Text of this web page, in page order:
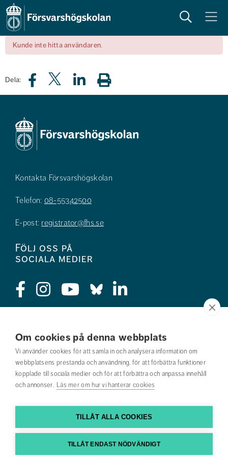
Om cookies på denna webbplats
Vi använder cookies för att samla in och analysera information om
webbplatsens prestanda och användning, för att förbättra funktioner
kopplade till sociala medier och för att förbättra och anpassa innehåll
och annonser. Läs mer om hur vi hanterar cookies
TILLÅT ALLA COOKIES
TILLÅT ENDAST NÖDVÄNDIGT
Sök Meny
Kunde inte hitta användaren.
Dela:
Kontakta Försvarshögskolan
Telefon: 08-55342500
E-post: registrator@fhs.se
Följ oss på
sociala medier
Jobba hos oss
Nyhetsbrev
Om webbplatsen
Hitta till oss